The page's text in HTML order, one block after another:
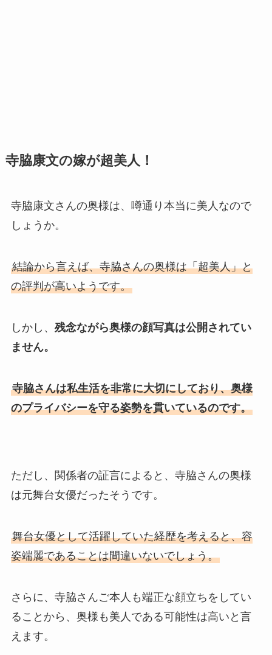
寺脇康文の嫁が超美人！
寺脇康文さんの奥様は、噂通り本当に美人なので
しょうか。
結論から言えば、寺脇さんの奥様は「超美人」と
の評判が高いようです。
しかし、 残念ながら奥様の顔写真は公開されてい
ません。
寺脇さんは私生活を非常に大切にしており、奥様
のプライバシーを守る姿勢を貫いているのです。
ただし、関係者の証言によると、寺脇さんの奥様
は元舞台女優だったそうです。
舞台女優として活躍していた経歴を考えると、容
姿端麗であることは間違いないでしょう。
さらに、寺脇さんご本人も端正な顔立ちをしてい
ることから、奥様も美人である可能性は高いと言
えます。